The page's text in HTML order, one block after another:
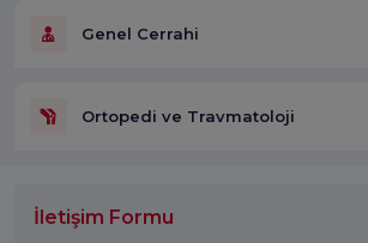
Genel Cerrahi
Ortopedi ve Travmatoloji
İletişim Formu